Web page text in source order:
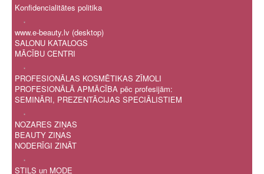
Konfidencialitātes politika
.
www.e-beauty.lv (desktop)
SALONU KATALOGS
MĀCĪBU CENTRI
.
PROFESIONĀLAS KOSMĒTIKAS ZĪMOLI
PROFESIONĀLĀ APMĀCĪBA pēc profesijām:
SEMINĀRI, PREZENTĀCIJAS SPECIĀLISTIEM
.
NOZARES ZIŅAS
BEAUTY ZIŅAS
NODERĪGI ZINĀT
.
STILS un MODE